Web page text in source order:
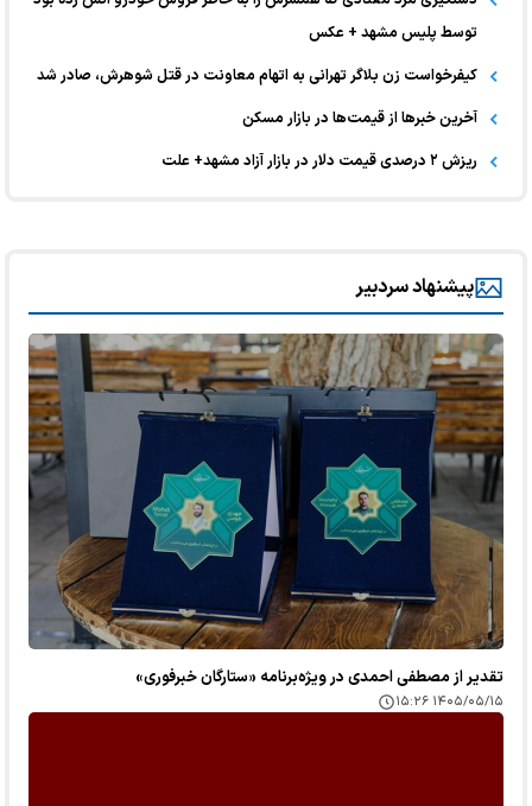
توسط پلیس مشهد + عکس
کیفرخواست زن بلاگر تهرانی به اتهام معاونت در قتل شوهرش، صادر شد
آخرین خبر‌ها از قیمت‌ها در بازار مسکن
ریزش ۲ درصدی قیمت دلار در بازار آزاد مشهد+ علت
پیشنهاد سردبیر
تقدیر از مصطفی احمدی در ویژه‌برنامه «ستارگان خبرفوری»
۱۴۰۵/۰۵/۱۵ ۱۵:۲۶